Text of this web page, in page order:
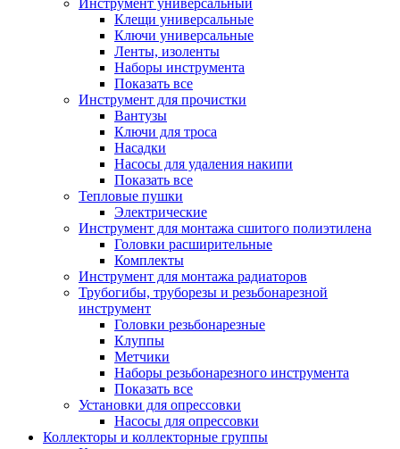
Инструмент универсальный
Клещи универсальные
Ключи универсальные
Ленты, изоленты
Наборы инструмента
Показать все
Инструмент для прочистки
Вантузы
Ключи для троса
Насадки
Насосы для удаления накипи
Показать все
Тепловые пушки
Электрические
Инструмент для монтажа сшитого полиэтилена
Головки расширительные
Комплекты
Инструмент для монтажа радиаторов
Трубогибы, труборезы и резьбонарезной
инструмент
Головки резьбонарезные
Клуппы
Метчики
Наборы резьбонарезного инструмента
Показать все
Установки для опрессовки
Насосы для опрессовки
Коллекторы и коллекторные группы